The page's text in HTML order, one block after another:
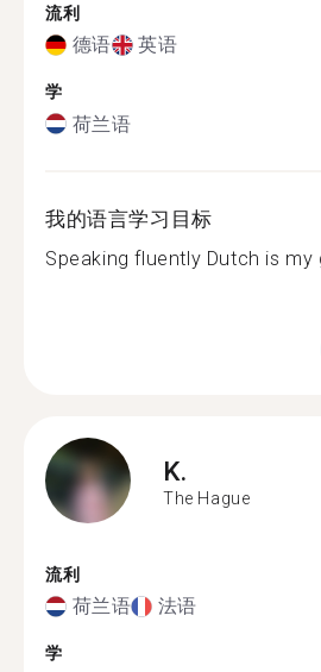
流利
德语 英语
学
荷兰语
我的语言学习目标
Speaking fluently Dutch is my
K.
The Hague
流利
荷兰语 法语
学